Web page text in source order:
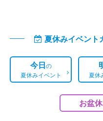
夏休みイベント
今日の
夏休みイベント
夏休
お盆